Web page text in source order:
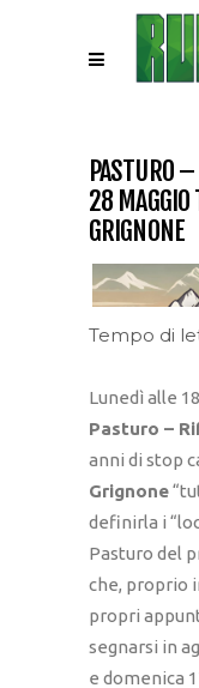
PASTURO
28 MAGGIO
GRIGNONE
Tempo di
Lunedì alle
Pasturo –
anni di stop
Grignone
definirla i
Pasturo del
che, proprio
propri
segnarsi in
e domenica